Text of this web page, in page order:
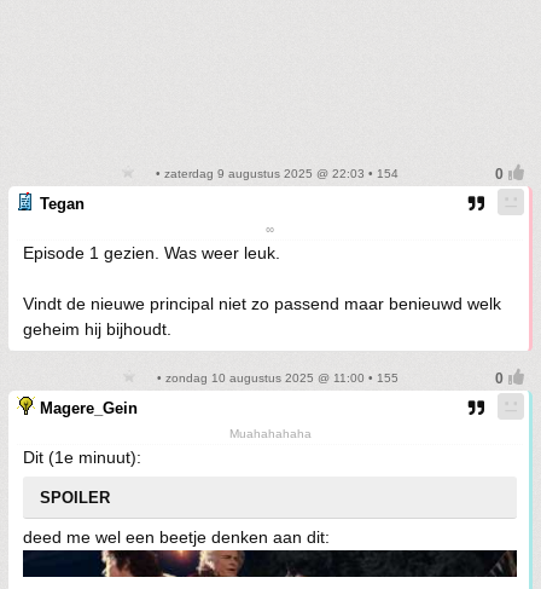
• zaterdag 9 augustus 2025 @ 22:03 • 154
Tegan
∞
Episode 1 gezien. Was weer leuk.
Vindt de nieuwe principal niet zo passend maar benieuwd welk
geheim hij bijhoudt.
• zondag 10 augustus 2025 @ 11:00 • 155
Magere_Gein
Muahahahaha
Dit (1e minuut):
SPOILER
deed me wel een beetje denken aan dit: